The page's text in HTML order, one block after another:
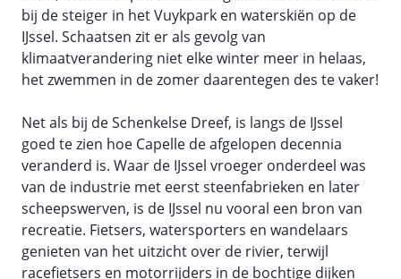
bij de steiger in het Vuykpark en waterskiën op de
IJssel. Schaatsen zit er als gevolg van
klimaatverandering niet elke winter meer in helaas,
het zwemmen in de zomer daarentegen des te vaker!
Net als bij de Schenkelse Dreef, is langs de IJssel
goed te zien hoe Capelle de afgelopen decennia
veranderd is. Waar de IJssel vroeger onderdeel was
van de industrie met eerst steenfabrieken en later
scheepswerven, is de IJssel nu vooral een bron van
recreatie. Fietsers, watersporters en wandelaars
genieten van het uitzicht over de rivier, terwijl
racefietsers en motorrijders in de bochtige dijken